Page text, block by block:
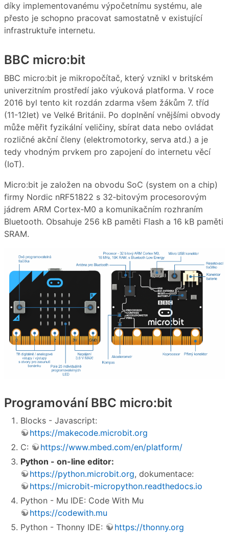
díky implementovanému výpočetnímu systému, ale
přesto je schopno pracovat samostatně v existující
infrastruktuře internetu.
BBC micro:bit
BBC micro:bit je mikropočítač, který vznikl v britském
univerzitním prostředí jako výuková platforma. V roce
2016 byl tento kit rozdán zdarma všem žákům 7. tříd
(11-12let) ve Velké Británii. Po doplnění vnějšími obvody
může měřit fyzikální veličiny, sbírat data nebo ovládat
rozličné akční členy (elektromotorky, serva atd.) a je
tedy vhodným prvkem pro zapojení do internetu věcí
(IoT).
Micro:bit je založen na obvodu SoC (system on a chip)
firmy Nordic nRF51822 s 32‑bitovým procesorovým
jádrem ARM Cortex‑M0 a komunikačním rozhraním
Bluetooth. Obsahuje 256 kB paměti Flash a 16 kB paměti
SRAM.
Programování BBC micro:bit
Blocks - Javascript:
https://makecode.microbit.org
C:
https://www.mbed.com/en/platform/
Python - on-line editor:
https://python.microbit.org, dokumentace:
https://microbit-micropython.readthedocs.io
Python - Mu IDE: Code With Mu
https://codewith.mu
Python - Thonny IDE:
https://thonny.org